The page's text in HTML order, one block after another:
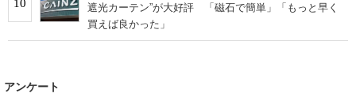
10
遮光カーテン”が大好評 「磁石で簡単」「もっと早く
買えば良かった」
アンケート